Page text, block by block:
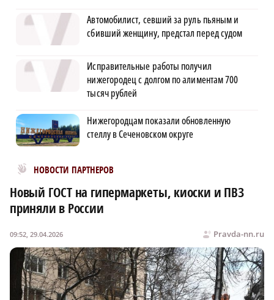
Автомобилист, севший за руль пьяным и
сбивший женщину, предстал перед судом
Исправительные работы получил
нижегородец с долгом по алиментам 700
тысяч рублей
Нижегородцам показали обновленную
стеллу в Сеченовском округе
НОВОСТИ ПАРТНЕРОВ
Новости МирТесен
Новый ГОСТ на гипермаркеты, киоски и ПВЗ
приняли в России
Pravda-nn.ru
09:52, 29.04.2026